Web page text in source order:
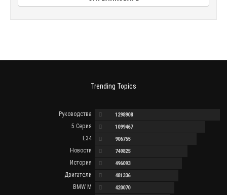
Trending Topics
Руководства 1298908
5 Серия 1099467
E34 906755
Новости 749825
История 496093
Двигатели 481336
BMW M 420070